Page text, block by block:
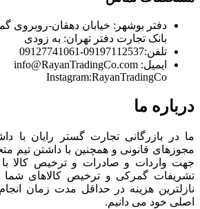
دفتر بوشهر: خیابان دهقان-روبروی
بانک تجارت دفتر تهران: به زودی
تلفن:09197112537-09127741061
ایمیل: info@RayanTradingCo.com
Instagram:RayanTradingCo
درباره ما
مجوزهای قانونی و همچنین با داشتن تیم
جهت واردات و صادرات و ترخیص کالا با
تشریفات گمرکی و ترخیص کالاهای شما
نازلترین هزینه در حداقل مدت زمان
اصلی خود می دانیم.